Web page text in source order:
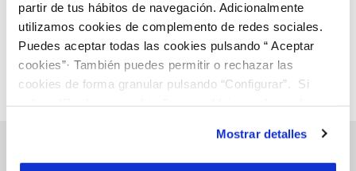
partir de tus hábitos de navegación. Adicionalmente
utilizamos cookies de complemento de redes sociales.
Puedes aceptar todas las cookies pulsando “ Aceptar
cookies”· También puedes permitir o rechazar las
cookies de forma granular pulsando “Configurar”. Si
son indispensables para que el sitio web funcione y que
por tanto no se pueden desactivar. Puedes consultar
Mostrar detalles
Página 26 de 33